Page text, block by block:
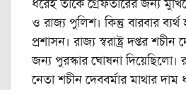
ধরেই তাকে গ্রেফতারের জন্য
ও রাজ্য পুলিশ। কিন্তু বারবার
প্রশাসন। রাজ্য স্বরাষ্ট্র দপ্তর শচীন
জন্য পুরস্কার ঘোষনা দিয়েছিলো।
নেতা শচীন দেববর্মার মাথার দাম